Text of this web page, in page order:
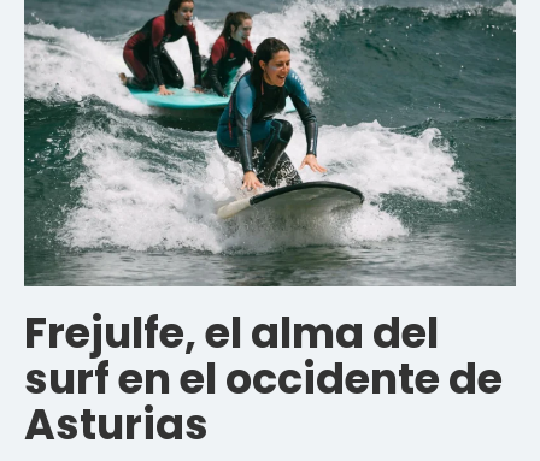
Frejulfe, el alma del
surf en el occidente de
Asturias